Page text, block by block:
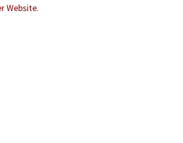
Website.